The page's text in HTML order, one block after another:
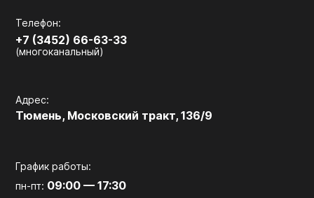
Телефон:
+7 (3452) 66-63-33
(многоканальный)
Адрес:
Тюмень, Московский тракт, 136/9
График работы:
пн-пт: 09:00 — 17:30